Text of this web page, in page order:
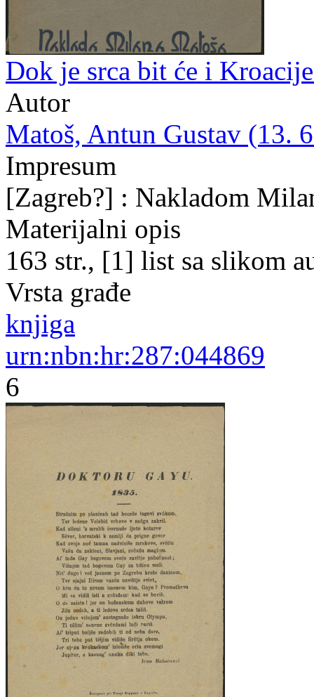
Dok je srca bit će i
Autor
Matoš, Antun Gustav (13.
Impresum
[Zagreb?] : Nakladom
Materijalni opis
163 str., [1] list sa slikom
Vrsta građe
knjiga
urn:nbn:hr:287:044869
6